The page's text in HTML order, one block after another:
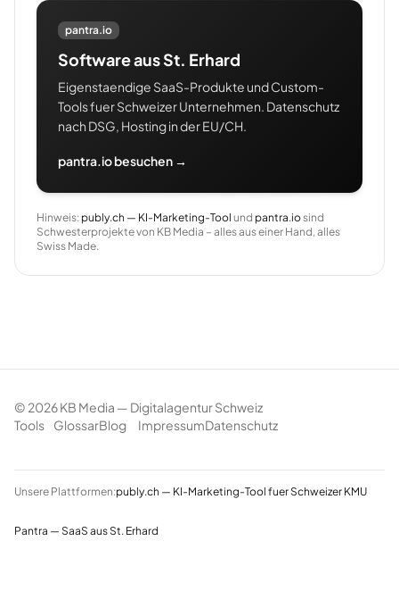
pantra.io
Software aus St. Erhard
Eigenstaendige SaaS-Produkte und Custom-
Tools fuer Schweizer Unternehmen. Datenschutz
nach DSG, Hosting in der EU/CH.
pantra.io besuchen →
Hinweis: publy.ch — KI-Marketing-Tool und pantra.iosind
Schwesterprojekte von KB Media – alles aus einer Hand, alles
Swiss Made.
© 2026KB Media — Digitalagentur Schweiz
Tools
GlossarBlog ImpressumDatenschutz
Unsere Plattformen:publy.ch — KI-Marketing-Tool fuer Schweizer KMU
Pantra — SaaS aus St. Erhard